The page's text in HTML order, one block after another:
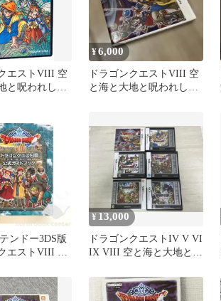
エストVIII 空
と呪われし姫
¥6,000
ドラゴンクエストVIII 空
と海と大地と呪われし姫
ンドー3DS版
エストVIII 空
イドブック
¥ 13,000
ドラゴンクエストIV V VI
IX VIII 空と海と大地と呪